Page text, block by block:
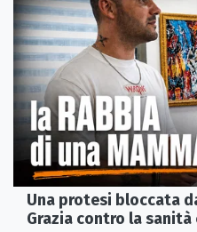
Una protesi bloccata
Grazia contro la sanità